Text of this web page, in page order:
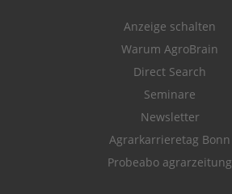
Anzeige schalten
Warum AgroBrain
Direct Search
Seminare
Newsletter
Agrarkarrieretag Bonn
Probeabo agrarzeitung